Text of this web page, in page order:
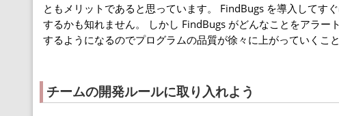
ともメリットであると思っています。 FindBugs を導入してす
するかも知れません。 しかし FindBugs がどんなことをアラ
するようになるのでプログラムの品質が徐々に上がっていくこ
チームの開発ルールに取り入れよう